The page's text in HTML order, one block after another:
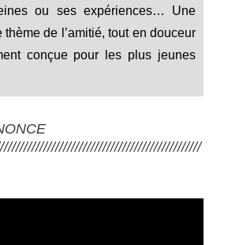
ou ses expériences… Une
thème de l’amitié, tout en douceur
conçue pour les plus jeunes